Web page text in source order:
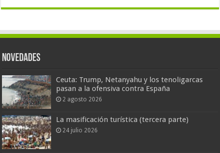
Novedades
Ceuta: Trump, Netanyahu y los tenoligarcas
pasan a la ofensiva contra España
2 agosto 2026
La masificación turística (tercera parte)
24 julio 2026